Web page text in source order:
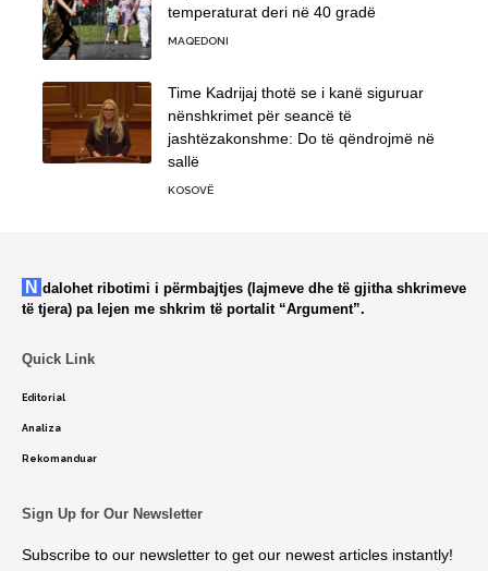
temperaturat deri në 40 gradë
MAQEDONI
Time Kadrijaj thotë se i kanë siguruar
nënshkrimet për seancë të
jashtëzakonshme: Do të qëndrojmë në
sallë
KOSOVË
Ndalohet ribotimi i përmbajtjes (lajmeve dhe të gjitha shkrimeve
të tjera) pa lejen me shkrim të portalit “Argument”.
Quick Link
Editorial
Analiza
Rekomanduar
Sign Up for Our Newsletter
Subscribe to our newsletter to get our newest articles instantly!